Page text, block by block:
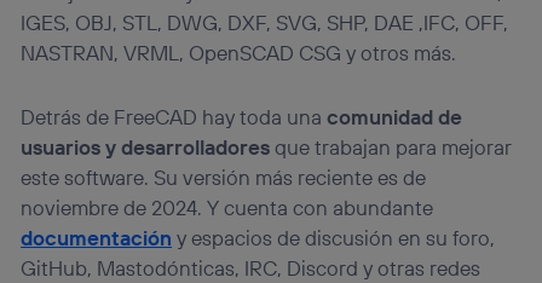
IGES, OBJ, STL, DWG, DXF, SVG, SHP, DAE ,IFC, OFF,
NASTRAN, VRML, OpenSCAD CSG y otros más.
Detrás de FreeCAD hay toda unacomunidad de
usuarios y desarrolladoresque trabajan para mejorar
este software. Su versión más reciente es de
noviembre de 2024. Y cuenta con abundante
documentación y espacios de discusión en su foro,
GitHub, Mastodónticas, IRC, Discord y otras redes